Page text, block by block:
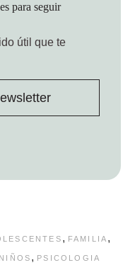
, FAMILIA ,
NIÑOS , PSICOLOGIA
para seguir
útil que te